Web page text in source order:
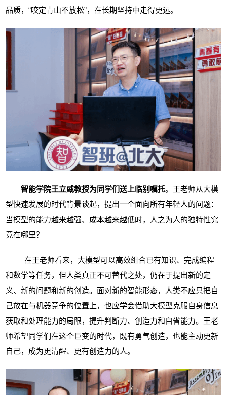
品质，“咬定青山不放松”，在长期坚持中走得更远。
智能学院王立威教授为同学们送上临别嘱托。王老师从大模
型快速发展的时代背景谈起，提出一个面向所有年轻人的问题：
当模型的能力越来越强、成本越来越低时，人之为人的独特性究
竟在哪里？
在王老师看来，大模型可以高效组合已有知识、完成编程
和数学等任务，但人类真正不可替代之处，仍在于提出新的定
义、新的问题和新的创造。面对新的智能形态，人类不应只把自
己放在与机器竞争的位置上，也应学会借助大模型克服自身信息
获取和处理能力的局限，提升判断力、创造力和自省能力。王老
师希望同学们在这个巨变的时代，既有勇气创造，也能主动更新
自己，成为更清醒、更有创造力的人。